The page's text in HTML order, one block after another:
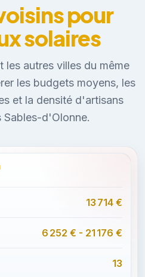
pour
solaires
les autres villes du même
les budgets moyens, les
et la densité d'artisans
Sables-d'Olonne.
13 714 €
6 252 € - 21 176 €
13